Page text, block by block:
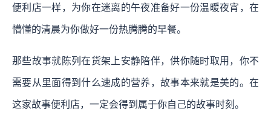
便利店一样，为你在迷离的午夜准备好一份温暖夜宵，在
懵懂的清晨为你做好一份热腾腾的早餐。
那些故事就陈列在货架上安静陪伴，供你随时取用，你不
需要从里面得到什么速成的营养，故事本来就是美的。在
这家故事便利店，一定会得到属于你自己的故事时刻。